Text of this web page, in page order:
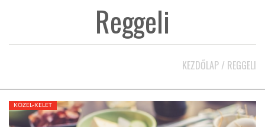
Reggeli
KEZDŐLAP / REGGELI
KÖZEL-KELET